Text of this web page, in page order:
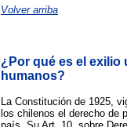
Volver arriba
¿Por qué es el
humanos?
La Constitución de 1925,
los chilenos el derecho de